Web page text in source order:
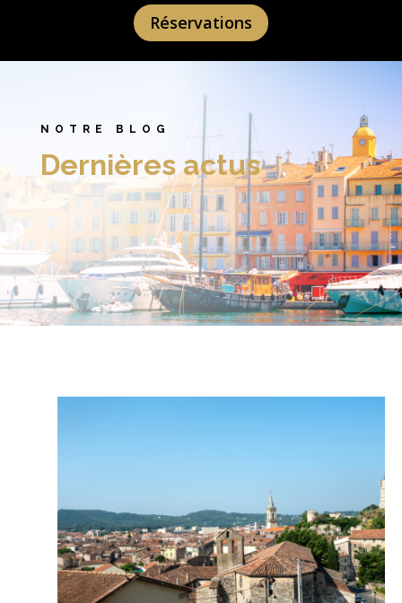
Réservations
NOTRE BLOG
Dernières actus